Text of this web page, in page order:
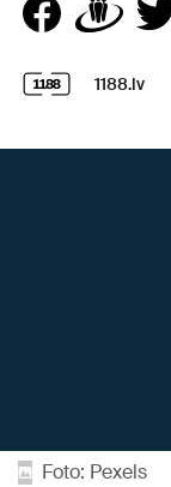
1188.lv
Foto: Pexels